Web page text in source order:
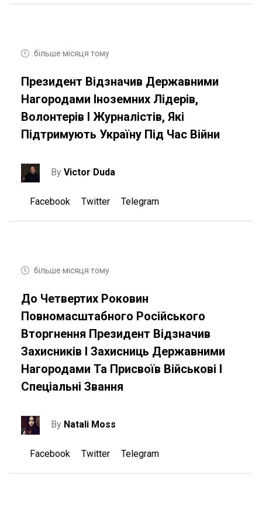
більше місяця тому
Президент Відзначив Державними
Нагородами Іноземних Лідерів,
Волонтерів І Журналістів, Які
Підтримують Україну Під Час Війни
ByVictor Duda
Facebook Twitter Telegram
більше місяця тому
До Четвертих Роковин
Повномасштабного Російського
Вторгнення Президент Відзначив
Захисників І Захисниць Державними
Нагородами Та Присвоїв Військові І
Спеціальні Звання
By Natali Moss
Facebook Twitter Telegram